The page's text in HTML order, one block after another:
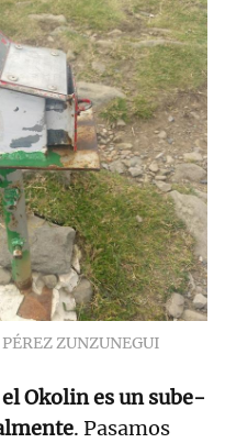
ZUNZUNEGUI
Okolin es un sube-
. Pasamos